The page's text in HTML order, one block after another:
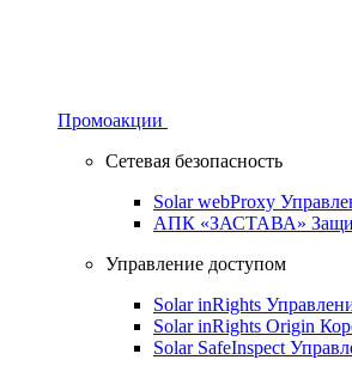
Промоакции
Сетевая безопасность
Solar webProxy
АПК «ЗАСТАВА»
Управление доступом
Solar inRights
Solar inRights Origin
Solar SafeInspect